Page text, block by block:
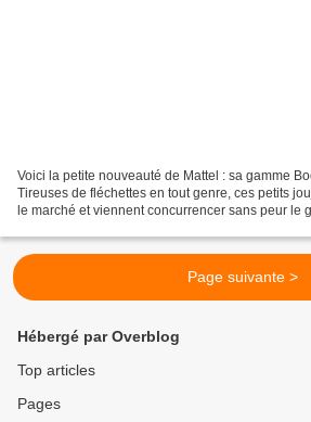
Voici la petite nouveauté de Mattel : sa gamme
Tireuses de fléchettes en tout genre, ces petits
le marché et viennent concurrencer sans peur le
Page suivante >
Hébergé par Overblog
Top articles
Pages